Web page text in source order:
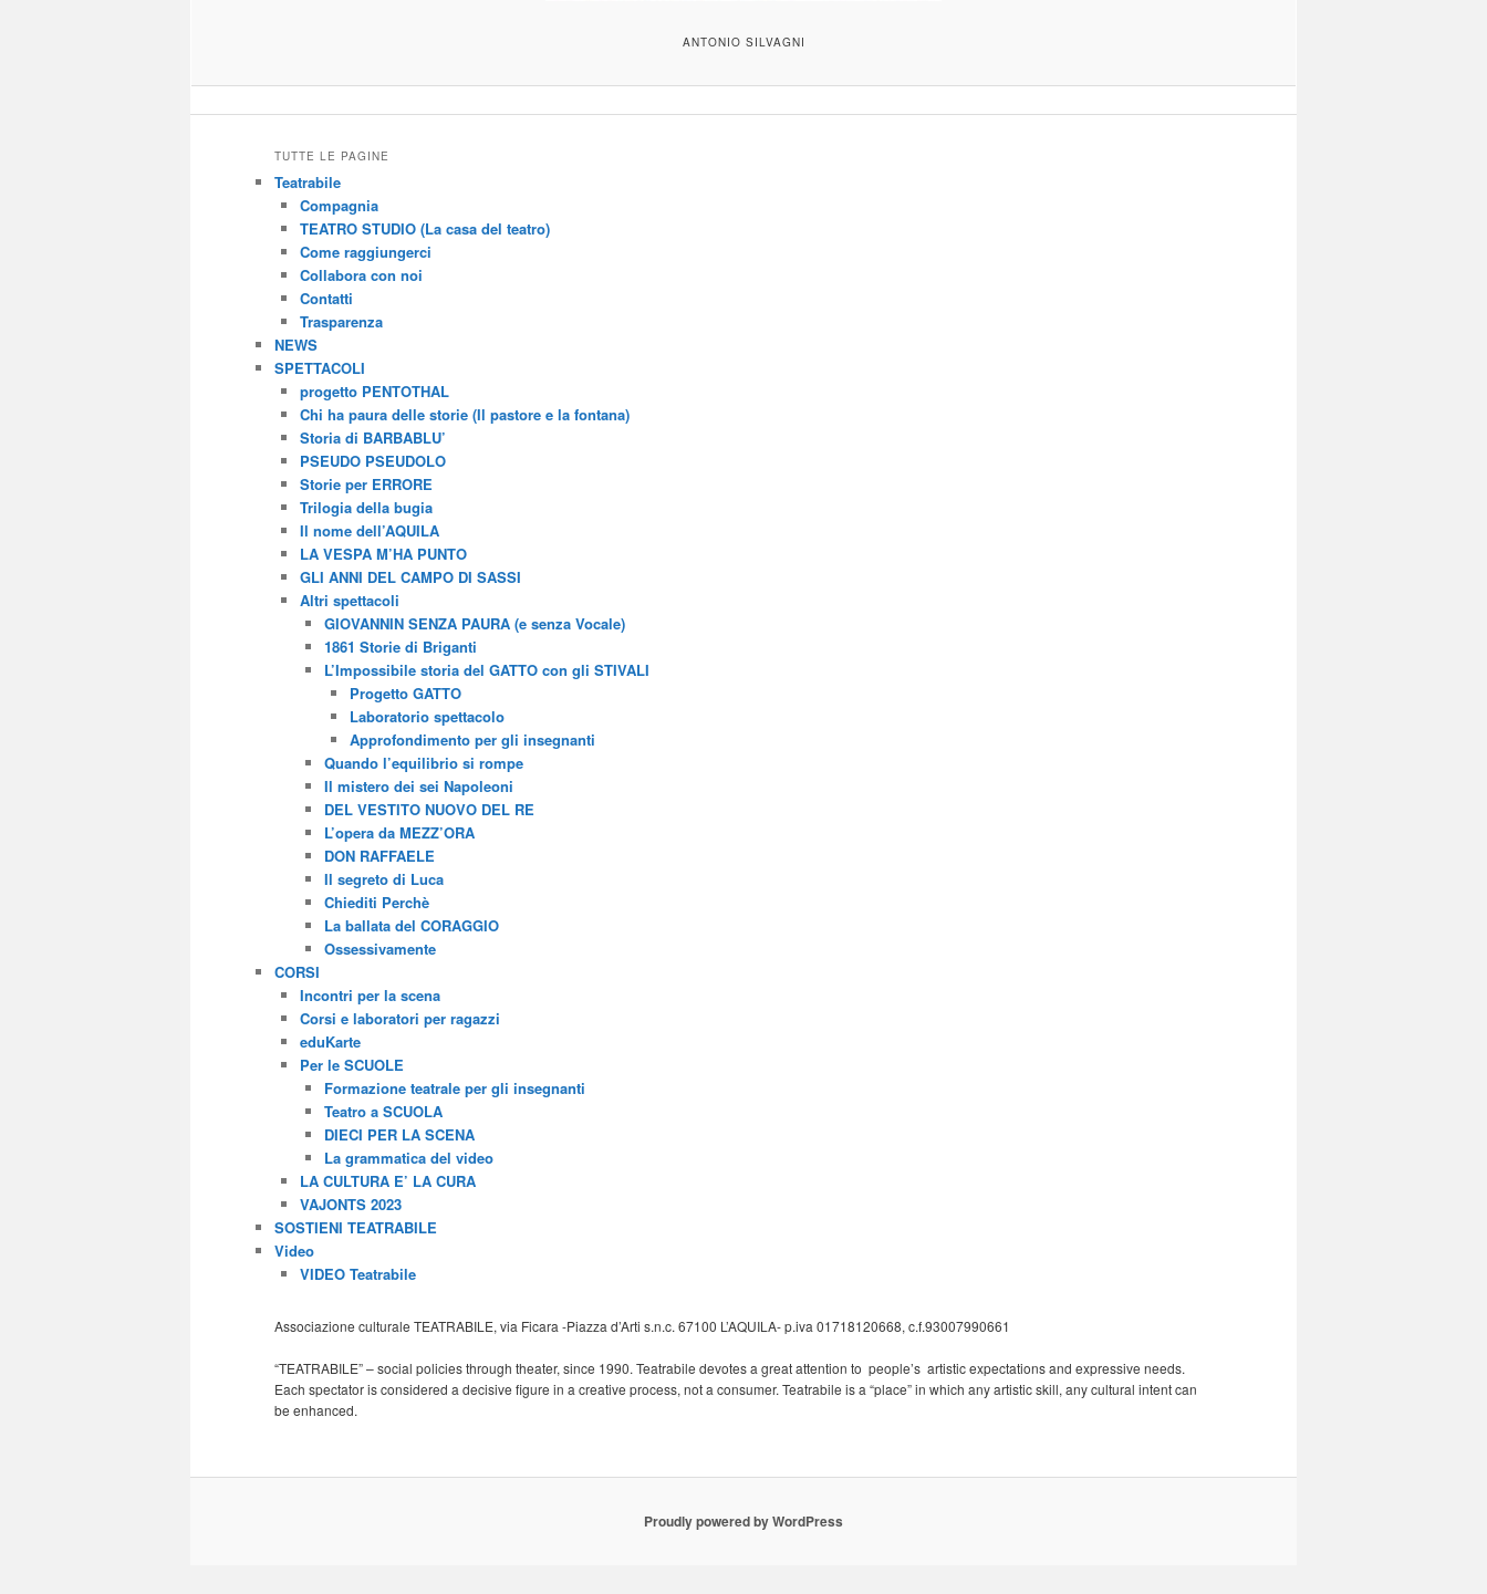
ANTONIO SILVAGNI
TUTTE LE PAGINE
Teatrabile
Compagnia
TEATRO STUDIO (La casa del teatro)
Come raggiungerci
Collabora con noi
Contatti
Trasparenza
NEWS
SPETTACOLI
progetto PENTOTHAL
Chi ha paura delle storie (Il pastore e la fontana)
Storia di BARBABLU’
PSEUDO PSEUDOLO
Storie per ERRORE
Trilogia della bugia
Il nome dell’AQUILA
LA VESPA M’HA PUNTO
GLI ANNI DEL CAMPO DI SASSI
Altri spettacoli
GIOVANNIN SENZA PAURA (e senza Vocale)
1861 Storie di Briganti
L’Impossibile storia del GATTO con gli STIVALI
Progetto GATTO
Laboratorio spettacolo
Approfondimento per gli insegnanti
Quando l’equilibrio si rompe
Il mistero dei sei Napoleoni
DEL VESTITO NUOVO DEL RE
L’opera da MEZZ’ORA
DON RAFFAELE
Il segreto di Luca
Chiediti Perchè
La ballata del CORAGGIO
Ossessivamente
CORSI
Incontri per la scena
Corsi e laboratori per ragazzi
eduKarte
Per le SCUOLE
Formazione teatrale per gli insegnanti
Teatro a SCUOLA
DIECI PER LA SCENA
La grammatica del video
LA CULTURA E’ LA CURA
VAJONTS 2023
SOSTIENI TEATRABILE
Video
VIDEO Teatrabile
Associazione culturale TEATRABILE, via Ficara -Piazza d’Arti s.n.c. 67100 L’AQUILA- p.iva 01718120668, c.f.93007990661
“TEATRABILE” – social policies through theater, since 1990. Teatrabile devotes a great attention to people’s artistic expectations and expressive needs.
Each spectator is considered a decisive figure in a creative process, not a consumer. Teatrabile is a “place” in which any artistic skill, any cultural intent can
be enhanced.
Proudly powered by WordPress